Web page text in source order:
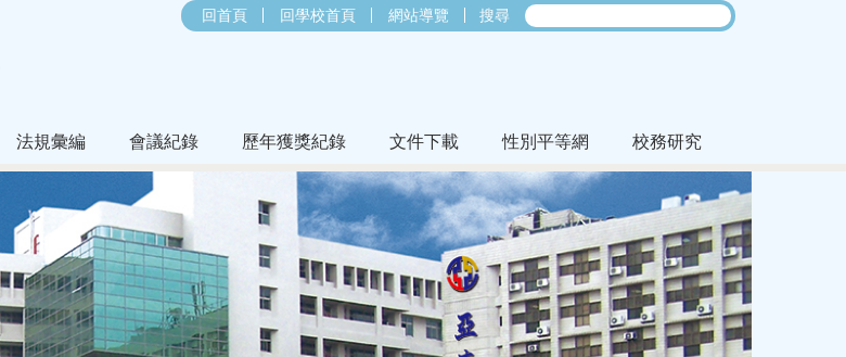
回首頁 回學校首頁 網站導覽 搜尋
法規彙編 會議紀錄 歷年獲獎紀錄 文件下載 性別平等網 校務研究